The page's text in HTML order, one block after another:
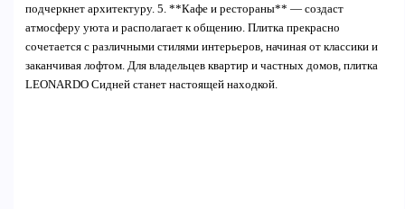
подчеркнет архитектуру. 5. **Кафе и рестораны** — создаст
атмосферу уюта и располагает к общению. Плитка прекрасно
сочетается с различными стилями интерьеров, начиная от классики и
заканчивая лофтом. Для владельцев квартир и частных домов, плитка
LEONARDO Сидней станет настоящей находкой.